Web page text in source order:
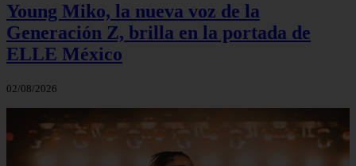
Young Miko, la nueva voz de la
Generación Z, brilla en la portada de
ELLE México
02/08/2026